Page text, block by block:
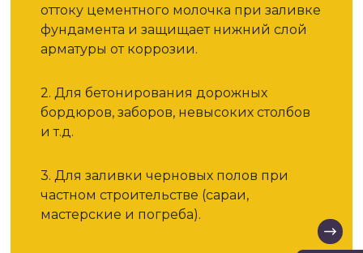
оттоку цементного молочка при заливке
фундамента и защищает нижний слой
арматуры от коррозии.
2. Для бетонирования дорожных
бордюров, заборов, невысоких столбов
и т.д.
3. Для заливки черновых полов при
частном строительстве (сараи,
мастерские и погреба).